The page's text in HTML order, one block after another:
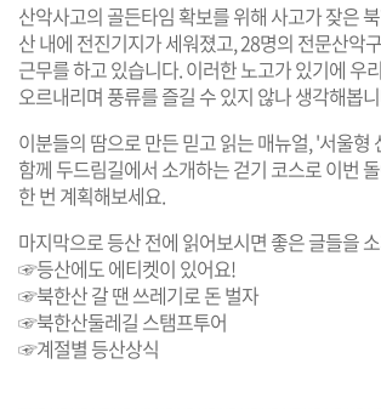
산악사고의 골든타임 확보를 위해 사고가 잦은
산 내에 전진기지가 세워졌고, 28명의 전문산악
근무를 하고 있습니다. 이러한 노고가 있기에 우
오르내리며 풍류를 즐길 수 있지 않나 생각해봅
이분들의 땀으로 만든 믿고 읽는 매뉴얼, '서울형
함께 두드림길에서 소개하는 걷기 코스로 이번
한 번 계획해보세요.
마지막으로 등산 전에 읽어보시면 좋은 글들을
☞등산에도 에티켓이 있어요!
☞북한산 갈 땐 쓰레기로 돈 벌자
☞북한산둘레길 스탬프투어
☞계절별 등산상식